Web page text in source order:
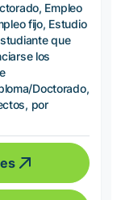
Empleo
fijo, Estudio
que
los
Doctorado,
por